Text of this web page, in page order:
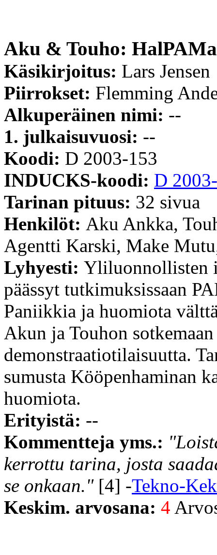
Aku & Touho:
Käsikirjoitus: Lars Jensen
Piirrokset: Flemming
Alkuperäinen nimi: --
1. julkaisuvuosi: --
Koodi: D 2003-153
INDUCKS-koodi: D
Tarinan pituus: 32 sivua
Henkilöt: Aku Ankka,
Agentti Karski, Make
Lyhyesti: Yliluonnollisten
päässyt tutkimuksissaan
Paniikkia ja huomiota
Akun ja Touhon
demonstraatiotilaisuutta.
sumusta Kööpenhaminan
huomiota.
Erityistä: --
Kommentteja yms.:
kerrottu tarina, josta
se onkaan."[4] -Tekno-
Keskim. arvosana: 4